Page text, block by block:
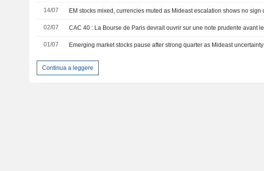
14/07
02/07
01/07
Continua a leggere